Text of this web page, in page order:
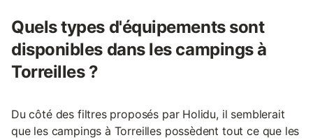
Quels types d'équipements sont
disponibles dans les campings à
Torreilles ?
Du côté des filtres proposés par Holidu, il semblerait
que les campings à Torreilles possèdent tout ce que les